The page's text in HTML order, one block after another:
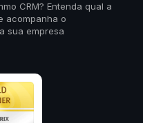
CRM? Entenda qual a
acompanha o
sua empresa